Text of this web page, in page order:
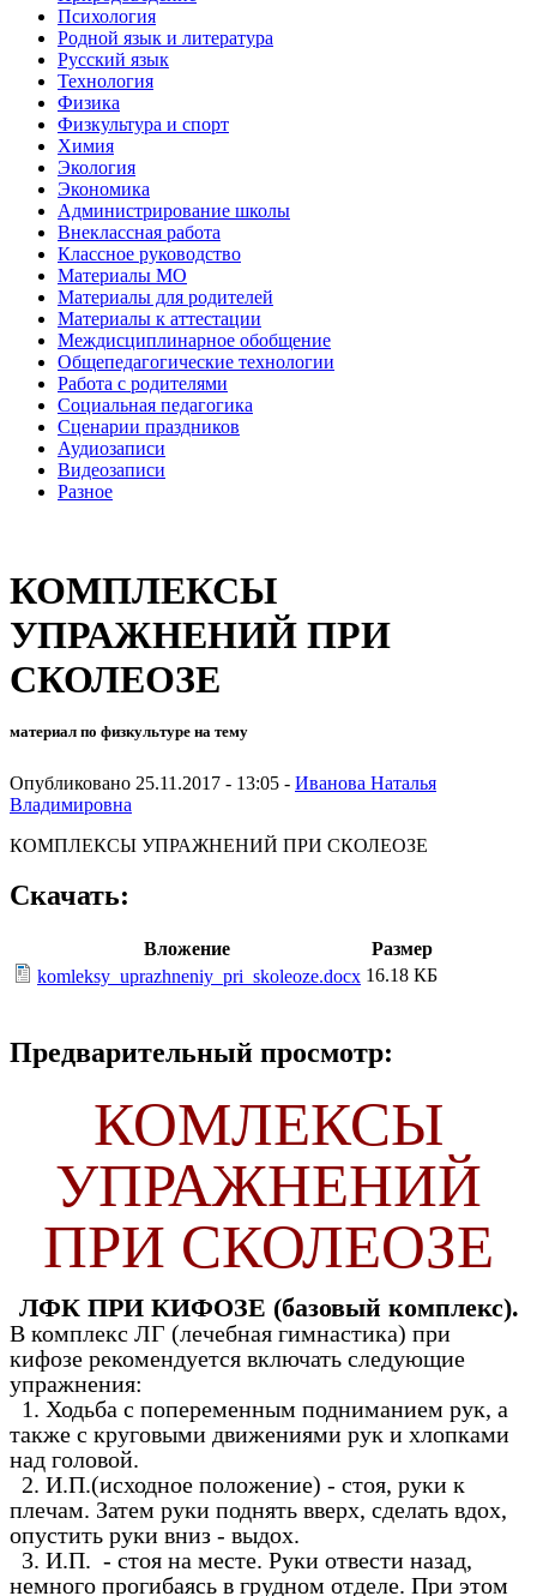
Психология
Родной язык и литература
Русский язык
Технология
Физика
Физкультура и спорт
Химия
Экология
Экономика
Администрирование школы
Внеклассная работа
Классное руководство
Материалы МО
Материалы для родителей
Материалы к аттестации
Междисциплинарное обобщение
Общепедагогические технологии
Работа с родителями
Социальная педагогика
Сценарии праздников
Аудиозаписи
Видеозаписи
Разное
КОМПЛЕКСЫ
УПРАЖНЕНИЙ ПРИ
СКОЛЕОЗЕ
материал по физкультуре на тему
Опубликовано 25.11.2017 - 13:05 - Иванова Наталья
Владимировна
КОМПЛЕКСЫ УПРАЖНЕНИЙ ПРИ СКОЛЕОЗЕ
Скачать:
Вложение
Размер
komleksy_uprazhneniy_pri_skoleoze.docx 16.18 КБ
Предварительный просмотр:
КОМЛЕКСЫ
УПРАЖНЕНИЙ
ПРИ СКОЛЕОЗЕ
ЛФК ПРИ КИФОЗЕ (базовый комплекс).
В комплекс ЛГ (лечебная гимнастика) при
кифозе рекомендуется включать следующие
упражнения:
1. Ходьба с попеременным подниманием рук, а
также с круговыми движениями рук и хлопками
над головой.
2. И.П.(исходное положение) - стоя, руки к
плечам. Затем руки поднять вверх, сделать вдох,
опустить руки вниз - выдох.
3. И.П. - стоя на месте. Руки отвести назад,
немного прогибаясь в грудном отделе. При этом